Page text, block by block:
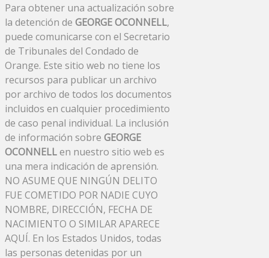
Para obtener una actualización sobre
la detención de GEORGE OCONNELL,
puede comunicarse con el Secretario
de Tribunales del Condado de
Orange. Este sitio web no tiene los
recursos para publicar un archivo
por archivo de todos los documentos
incluidos en cualquier procedimiento
de caso penal individual. La inclusión
de información sobre GEORGE
OCONNELLen nuestro sitio web es
una mera indicación de aprensión.
NO ASUME QUE NINGÚN DELITO
FUE COMETIDO POR NADIE CUYO
NOMBRE, DIRECCIÓN, FECHA DE
NACIMIENTO O SIMILAR APARECE
AQUÍ. En los Estados Unidos, todas
las personas detenidas por un